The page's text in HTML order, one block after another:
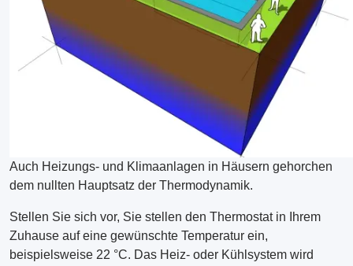
Auch Heizungs- und Klimaanlagen in Häusern gehorchen
dem nullten Hauptsatz der Thermodynamik.
Stellen Sie sich vor, Sie stellen den Thermostat in Ihrem
Zuhause auf eine gewünschte Temperatur ein,
beispielsweise 22 °C. Das Heiz- oder Kühlsystem wird